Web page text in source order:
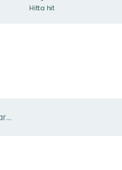
Hitta hit